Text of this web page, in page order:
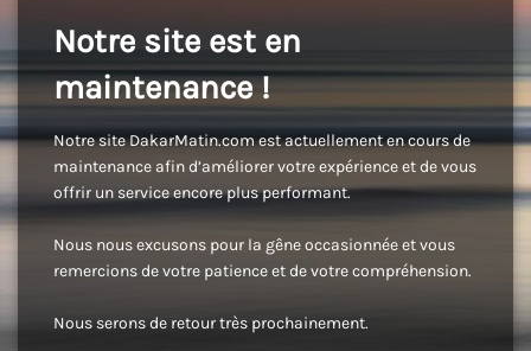
Notre site est en
maintenance !
Notre site DakarMatin.com est actuellement en cours de
maintenance afin d’améliorer votre expérience et de vous
offrir un service encore plus performant.
Nous nous excusons pour la gêne occasionnée et vous
remercions de votre patience et de votre compréhension.
Nous serons de retour très prochainement.